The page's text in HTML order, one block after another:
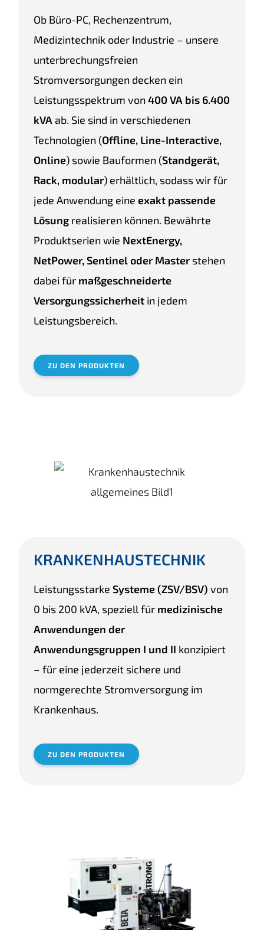
Ob Büro-PC, Rechenzentrum,
Medizintechnik oder Industrie – unsere
unterbrechungsfreien
Stromversorgungen decken ein
Leistungsspektrum von400 VA bis 6.400
kVA ab. Sie sind in verschiedenen
Technologien (Offline, Line-Interactive,
Online) sowie Bauformen (Standgerät,
Rack, modular) erhältlich, sodass wir für
jede Anwendung eineexakt passende
Lösung realisieren können. Bewährte
Produktserien wie NextEnergy,
NetPower, Sentinel oder Masterstehen
dabei für maßgeschneiderte
Versorgungssicherheit in jedem
Leistungsbereich.
ZU DEN PRODUKTEN
KRANKENHAUSTECHNIK
LeistungsstarkeSysteme (ZSV/BSV) von
0 bis 200 kVA, speziell für medizinische
Anwendungen der
Anwendungsgruppen I und II konzipiert
– für eine jederzeit sichere und
normgerechte Stromversorgung im
Krankenhaus.
ZU DEN PRODUKTEN